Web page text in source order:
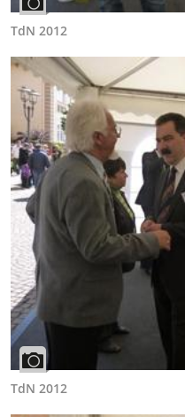
TdN 2012
TdN 2012